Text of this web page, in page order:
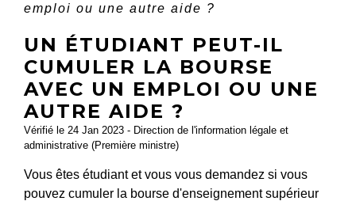
emploi ou une autre aide ?
UN ÉTUDIANT PEUT-IL
CUMULER LA BOURSE
AVEC UN EMPLOI OU UNE
AUTRE AIDE ?
Vérifié le 24 Jan 2023 - Direction de l'information légale et
administrative (Première ministre)
Vous êtes étudiant et vous vous demandez si vous
pouvez cumuler la bourse d'enseignement supérieur